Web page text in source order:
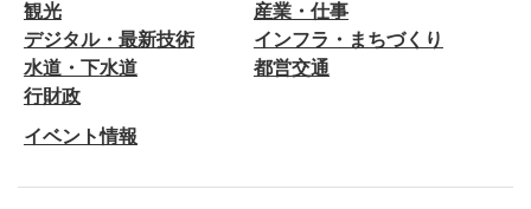
観光
産業・仕事
デジタル・最新技術
インフラ・まちづくり
水道・下水道
都営交通
行財政
イベント情報